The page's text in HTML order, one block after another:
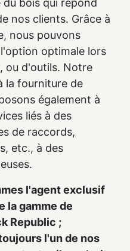
du bois qui répond
nos clients. Grâce à
nous pouvons
optimale lors
ou d'outils. Notre
la fourniture de
également à
liés à des
de raccords,
etc., à des
l'agent exclusif
la gamme de
Republic ;
l'un de nos